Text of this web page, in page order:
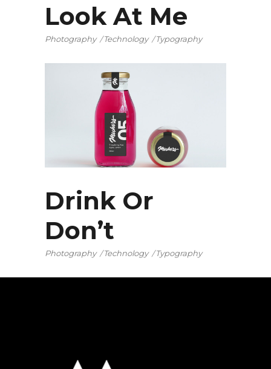
Look At Me
Photography Technology Typography
Drink Or
Don’t
Photography Technology Typography